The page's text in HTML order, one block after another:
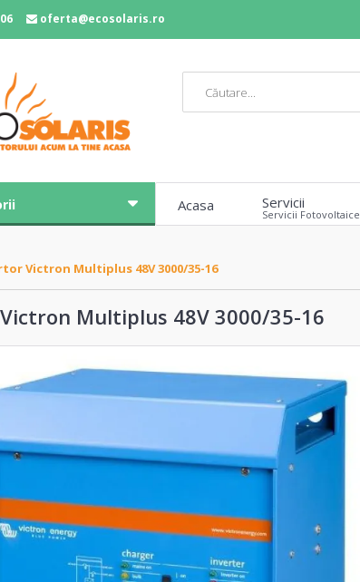
oferta@ecosolaris.ro
Acasa Servicii
Servicii Fotovoltaice
Victron Multiplus 48V 3000/35-16
Multiplus 48V 3000/35-16